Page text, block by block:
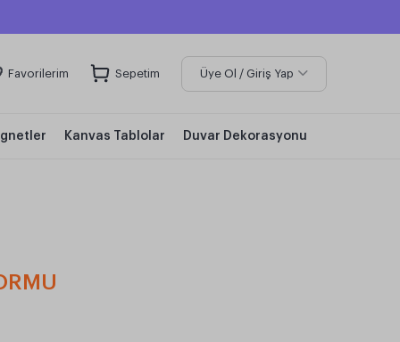
Favorilerim Sepetim Üye Ol / Giriş Yap
Kanvas Tablolar Duvar Dekorasyonu